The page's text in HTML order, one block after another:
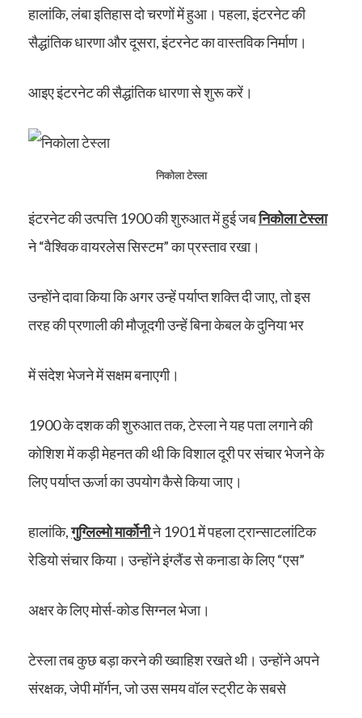
हालांकि, लंबा इतिहास दो चरणों में हुआ। पहला, इंटरनेट की
सैद्धांतिक धारणा और दूसरा, इंटरनेट का वास्तविक निर्माण।
आइए इंटरनेट की सैद्धांतिक धारणा से शुरू करें।
निकोला टेस्ला
इंटरनेट की उत्पत्ति 1900 की शुरुआत में हुई जबनिकोला टेस्ला
ने “वैश्विक वायरलेस सिस्टम” का प्रस्ताव रखा।
उन्होंने दावा किया कि अगर उन्हें पर्याप्त शक्ति दी जाए, तो इस
तरह की प्रणाली की मौजूदगी उन्हें बिना केबल के दुनिया भर
में संदेश भेजने में सक्षम बनाएगी।
1900 के दशक की शुरुआत तक, टेस्ला ने यह पता लगाने की
कोशिश में कड़ी मेहनत की थी कि विशाल दूरी पर संचार भेजने के
लिए पर्याप्त ऊर्जा का उपयोग कैसे किया जाए।
हालांकि,गुग्लिल्मो मार्कोनीने 1901 में पहला ट्रान्साटलांटिक
रेडियो संचार किया। उन्होंने इंग्लैंड से कनाडा के लिए “एस”
अक्षर के लिए मोर्स-कोड सिग्नल भेजा।
टेस्ला तब कुछ बड़ा करने की ख्वाहिश रखते थी। उन्होंने अपने
संरक्षक, जेपी मॉर्गन, जो उस समय वॉल स्ट्रीट के सबसे